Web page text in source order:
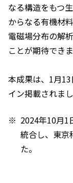
なる構造をもつ
からなる有機材
電磁場分布の解
ことが期待できま
本成果は、1月
イン掲載されまし
2024年10月1
統合し、東京
た。